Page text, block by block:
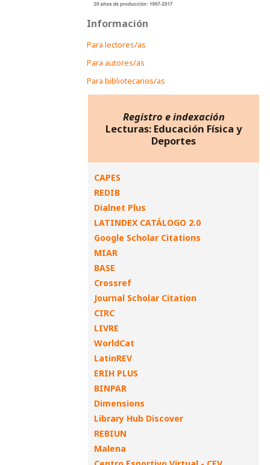
Información
Para lectores/as
Para autores/as
Para bibliotecarios/as
Registro e indexación
Lecturas: Educación Física y
Deportes
CAPES
REDIB
Dialnet Plus
LATINDEX CATÁLOGO 2.0
Google Scholar Citations
MIAR
BASE
Crossref
Journal Scholar Citation
CIRC
LIVRE
WorldCat
LatinREV
ERIH PLUS
BINPAR
Dimensions
Library Hub Discover
REBIUN
Malena